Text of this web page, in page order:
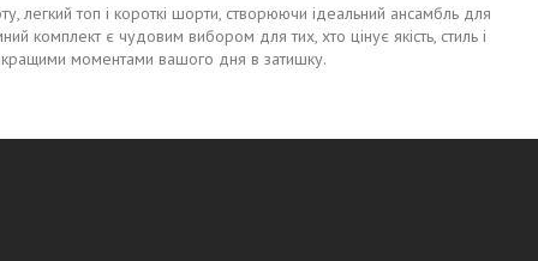
легкий топ і короткі шорти, створюючи ідеальний ансамбль для
комплект є чудовим вибором для тих, хто цінує якість, стиль і
моментами вашого дня в затишку.